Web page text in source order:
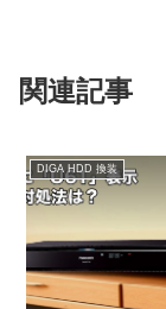
関連記事
DIGA HDD 換装